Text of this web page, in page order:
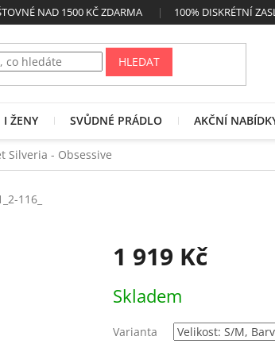
NAD 1500 KČ ZDARMA 100% DISKRÉTNÍ
HLEDAT
I ŽENY SVŮDNÉ PRÁDLO AKČNÍ
Silveria - Obsessive
116_
1 919 Kč
cena:
Skladem
Varianta